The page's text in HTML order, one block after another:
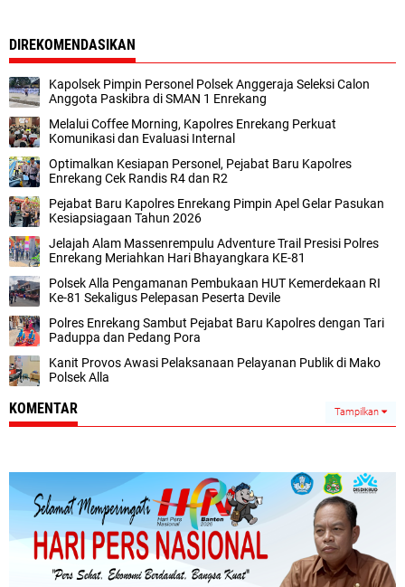
DIREKOMENDASIKAN
Kapolsek Pimpin Personel Polsek Anggeraja Seleksi Calon
Anggota Paskibra di SMAN 1 Enrekang
Melalui Coffee Morning, Kapolres Enrekang Perkuat
Komunikasi dan Evaluasi Internal
Optimalkan Kesiapan Personel, Pejabat Baru Kapolres
Enrekang Cek Randis R4 dan R2
Pejabat Baru Kapolres Enrekang Pimpin Apel Gelar Pasukan
Kesiapsiagaan Tahun 2026
Jelajah Alam Massenrempulu Adventure Trail Presisi Polres
Enrekang Meriahkan Hari Bhayangkara KE-81
Polsek Alla Pengamanan Pembukaan HUT Kemerdekaan RI
Ke-81 Sekaligus Pelepasan Peserta Devile
Polres Enrekang Sambut Pejabat Baru Kapolres dengan Tari
Paduppa dan Pedang Pora
Kanit Provos Awasi Pelaksanaan Pelayanan Publik di Mako
Polsek Alla
KOMENTAR Tampilkan